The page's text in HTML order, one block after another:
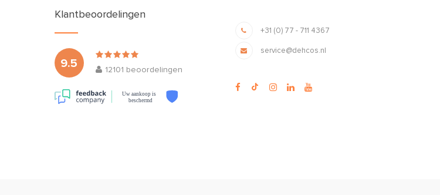
Klantbeoordelingen
9.5
12101 beoordelingen
Uw aankoop is
beschermd
+31 (0) 77 - 711 4367
service@dehcos.nl